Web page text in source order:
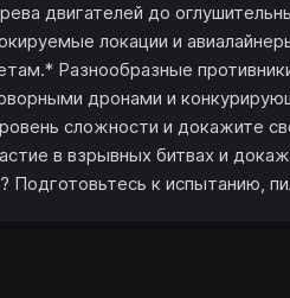
двигателей до
локации и
Разнообразные
дронами и
сложности и докажите
в взрывных битвах и
к испытанию,